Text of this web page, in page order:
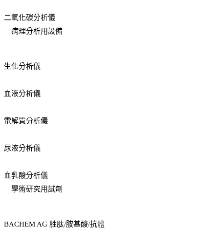
二氧化碳分析儀
病理分析用設備
生化分析儀
血液分析儀
電解質分析儀
尿液分析儀
血乳酸分析儀
學術研究用試劑
BACHEM AG 胜肽/胺基酸/抗體